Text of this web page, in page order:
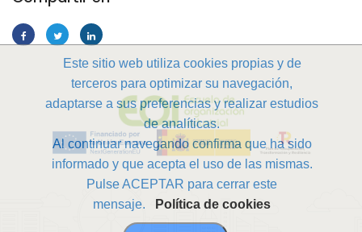
Este sitio web utiliza cookies propias y de
terceros para optimizar su navegación,
adaptarse a sus preferencias y realizar estudios
de analíticas.
Al continuar navegando confirma que ha sido
informado y que acepta el uso de las mismas.
Pulse ACEPTAR para cerrar este
mensaje.
Política de cookies